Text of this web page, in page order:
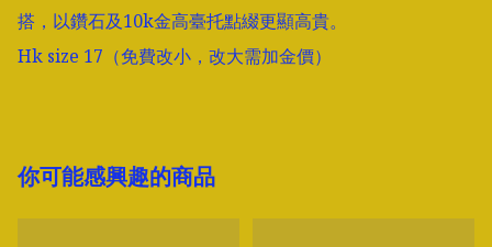
搭，以鑽石及10k金高臺托點綴更顯高貴。
Hk size 17（免費改小，改大需加金價）
你可能感興趣的商品